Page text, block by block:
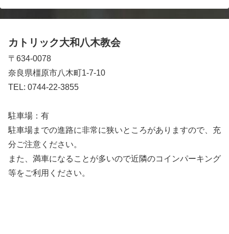
カトリック大和八木教会
〒634-0078
奈良県橿原市八木町1-7-10
TEL: 0744-22-3855
駐車場：有
駐車場までの進路に非常に狭いところがありますので、充
分ご注意ください。
また、満車になることが多いので近隣のコインパーキング
等をご利用ください。